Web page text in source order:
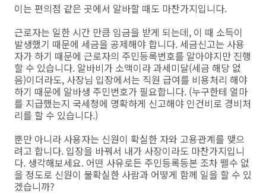
이는 편의점 같은 곳에서 알바할 때도 마찬가지입니다.
근로자는 일한 시간 만큼 임금을 받게 되는데, 이 때 소득이
발생했기 때문에 세금을 공제해야 합니다. 세금신고는 사용
자가 하기 때문에 근로자의 주민등록번호를 알아야지만 진행
할 수 있습니다. 알바비가 소액이라 과세미달(세금 해당 없
음)이더라도, 사장님 입장에서는 직원 급여를 비용처리 해야
하기 때문에 알바생 주민번호가 필요합니다. (누구한테 얼마
를 지급했는지 국세청에 명확하게 신고해야 인건비로 경비처
리를 할 수 있습니다.)
뿐만 아니라 사용자는 신원이 확실한 자와 고용관계를 맺으
려고 합니다. 입장을 바꿔서 내가 사장이라도 마찬가지입니
다. 생각해보세요. 어떤 사유로든 주민등록등본 조차 뗄수 없
을 정도로 신원이 불확실한 사람과 어떻게 함께 일을 할 수 있
겠습니까?